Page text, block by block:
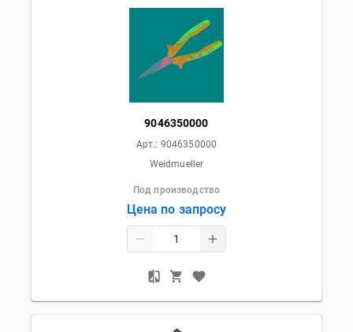
9046350000
Арт.: 9046350000
Weidmueller
Под производство
Цена по запросу